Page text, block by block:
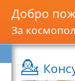
Добро
За
💁